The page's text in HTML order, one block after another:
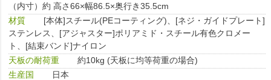
（内寸）約 高さ66×幅86.5×奥行き35.5cm
材質
[本体]スチール(PEコーティング)、[ネジ・ガイドプレート]
ステンレス、[アジャスター]ポリアミド・スチール有色クロメー
ト、[結束バンド]ナイロン
天板の耐荷重
約10kg (天板に均等荷重の場合)
生産国
日本